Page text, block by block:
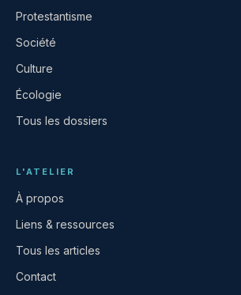
Protestantisme
Société
Culture
Écologie
Tous les dossiers
L'ATELIER
À propos
Liens & ressources
Tous les articles
Contact